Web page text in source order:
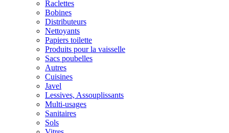
Raclettes
Bobines
Distributeurs
Nettoyants
Papiers toilette
Produits pour la vaisselle
Sacs poubelles
Autres
Cuisines
Javel
Lessives, Assouplissants
Multi-usages
Sanitaires
Sols